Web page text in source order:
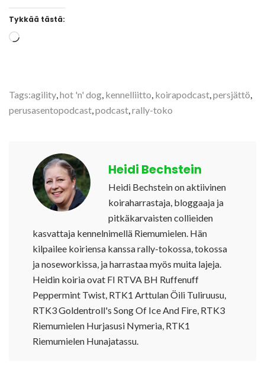
Tykkää tästä:
Loading…
Tags:agility,hot 'n' dog, kennelliitto, koirapodcast,persjättö,
perusasentopodcast,podcast,rally-toko
Heidi Bechstein
Heidi Bechstein on aktiivinen
koiraharrastaja, bloggaaja ja
pitkäkarvaisten collieiden
kasvattaja kennelnimellä Riemumielen. Hän
kilpailee koiriensa kanssa rally-tokossa, tokossa
ja noseworkissa, ja harrastaa myös muita lajeja.
Heidin koiria ovat FI RTVA BH Ruffenuff
Peppermint Twist, RTK1 Arttulan Öili Tuliruusu,
RTK3 Goldentroll's Song Of Ice And Fire, RTK3
Riemumielen Hurjasusi Nymeria, RTK1
Riemumielen Hunajatassu.